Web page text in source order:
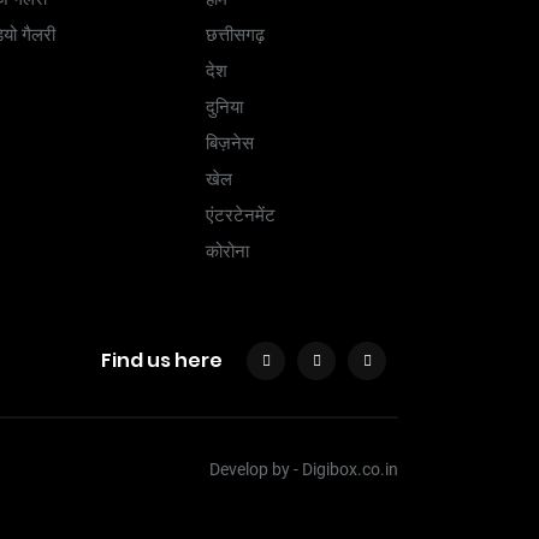
गैलरी
छत्तीसगढ़
देश
दुनिया
बिज़नेस
खेल
एंटरटेनमेंट
कोरोना
Find us here
Develop by - Digibox.co.in